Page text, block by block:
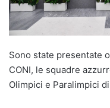
Sono state presentate
CONI, le squadre
Olimpici e Paralimpici di